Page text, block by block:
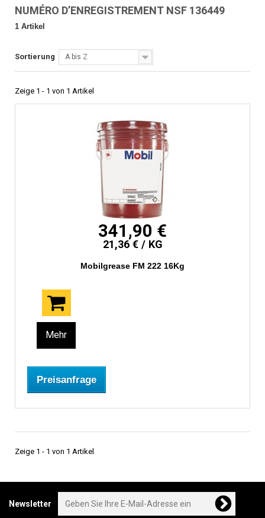
NUMÉRO D’ENREGISTREMENT NSF 136449
1 Artikel
Sortierung A bis Z
Zeige 1 - 1 von 1 Artikel
341,90 €
21,36 € / KG
Mobilgrease FM 222 16Kg
Mehr
Preisanfrage
Zeige 1 - 1 von 1 Artikel
Newsletter